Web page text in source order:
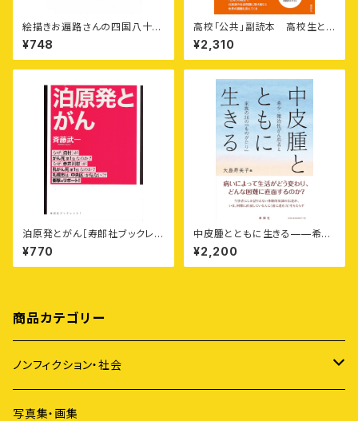
絵描きお遍路さんの四国八十八
カ所御朱印付きポストカード集
〈第7集〉香川11カ寺
¥748
高校「公共」副読本 高校生と
探究したい北海道の地域課題
¥2,310
泊原発とがん［寿郎社ブックレッ
ト1］
¥770
中皮腫とともに生きる——希
少・難治性がん患者と家族の26
の「ものがたり」
¥2,200
商品カテゴリー
ノンフィクション・社会
アイヌ
写真集・画集